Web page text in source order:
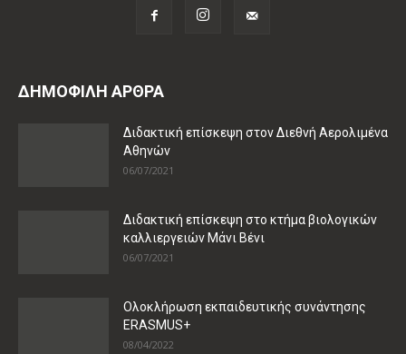
ΔΗΜΟΦΙΛΗ ΑΡΘΡΑ
Διδακτική επίσκεψη στον Διεθνή Αερολιμένα
Αθηνών
06/07/2021
Διδακτική επίσκεψη στο κτήμα βιολογικών
καλλιεργειών Μάνι Βένι
06/07/2021
Ολοκλήρωση εκπαιδευτικής συνάντησης
ERASMUS+
08/04/2022